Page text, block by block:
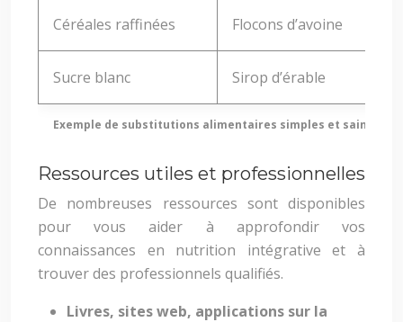
Exemple de substitutions alimentaires simples et saines
Céréales raffinées Flocons d’avoine
Sucre blanc Sirop d’érable
Ressources utiles et professionnelles
De nombreuses ressources sont disponibles
pour vous aider à approfondir vos
connaissances en nutrition intégrative et à
trouver des professionnels qualifiés.
Livres, sites web, applications sur la